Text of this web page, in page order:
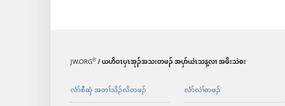
JW.ORG®/ ယဟိဝၤပှၤအုၣ်အသးတဖၣ် အပှာ်ယဲၤသန့လၢ အဖိးသဲစး
လံာ်စီဆှံ အတၢ်သိၣ်လိတဖၣ်
လံာ်လဲၢ်တဖၣ်